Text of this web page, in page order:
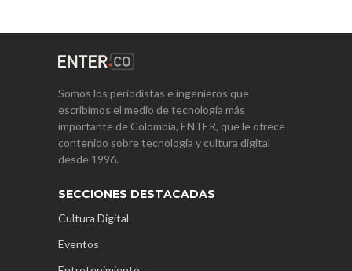
Somos los periodistas e ingenieros que
escribimos el medio de tecnología más
importante de Colombia, ENTER, que le ofrece
contenido sobre tecnología y cultura digital
desde 1996.
SECCIONES DESTACADAS
Cultura Digital
Eventos